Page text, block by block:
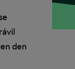
den